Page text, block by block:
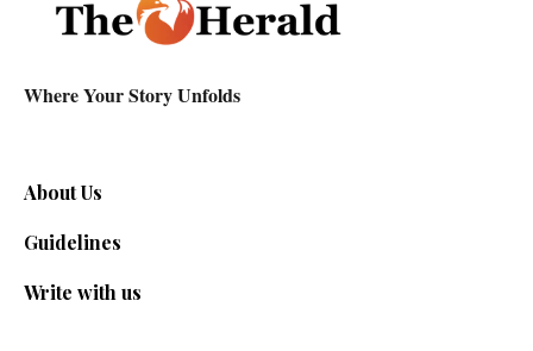
Where Your Story Unfolds
About Us
Guidelines
Write with us